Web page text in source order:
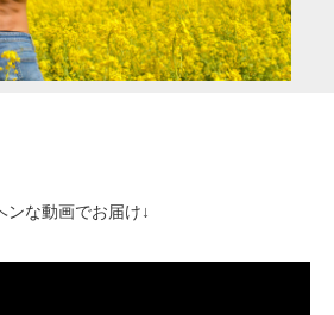
ンな動画でお届け↓